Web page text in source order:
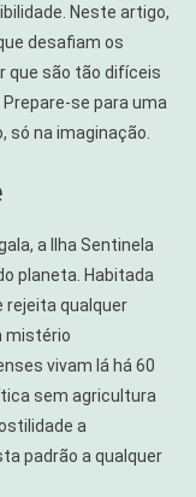
Neste artigo,
desafiam os
que são tão difíceis
se para uma
só na imaginação.
a Ilha Sentinela
planeta. Habitada
rejeita qualquer
mistério
vivam lá há 60
sem agricultura
a
padrão a qualquer